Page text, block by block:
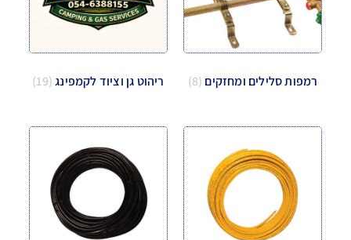
רמפות סלילים ומחזקים (8) ריהוט גן וציוד לקמפינג(19)